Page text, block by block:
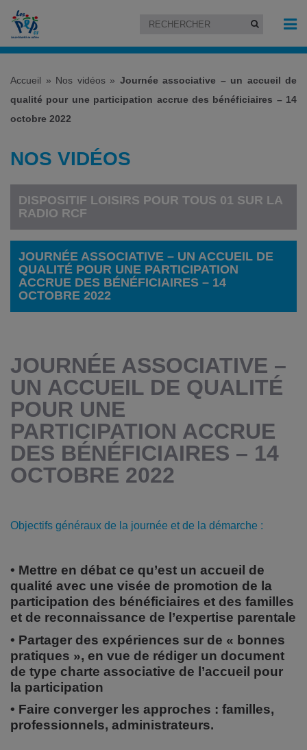
Accueil » Nos vidéos» Journée associative – un accueil de
qualité pour une participation accrue des bénéficiaires – 14
octobre 2022
NOS VIDÉOS
DISPOSITIF LOISIRS POUR TOUS 01 SUR LA
RADIO RCF
JOURNÉE ASSOCIATIVE – UN ACCUEIL DE
QUALITÉ POUR UNE PARTICIPATION
ACCRUE DES BÉNÉFICIAIRES – 14
OCTOBRE 2022
JOURNÉE ASSOCIATIVE –
UN ACCUEIL DE QUALITÉ
POUR UNE
PARTICIPATION ACCRUE
DES BÉNÉFICIAIRES – 14
OCTOBRE 2022
Objectifs généraux de la journée et de la démarche :
• Mettre en débat ce qu’est un accueil de
qualité avec une visée de promotion de la
participation des bénéficiaires et des familles
et de reconnaissance de l’expertise parentale
• Partager des expériences sur de « bonnes
pratiques », en vue de rédiger un document
de type charte associative de l’accueil pour
la participation
• Faire converger les approches : familles,
professionnels, administrateurs.